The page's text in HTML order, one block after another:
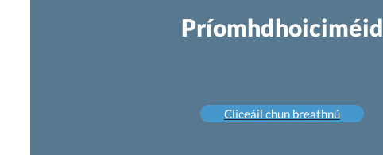
Príomhdhoiciméid
Cliceáil chun breathnú